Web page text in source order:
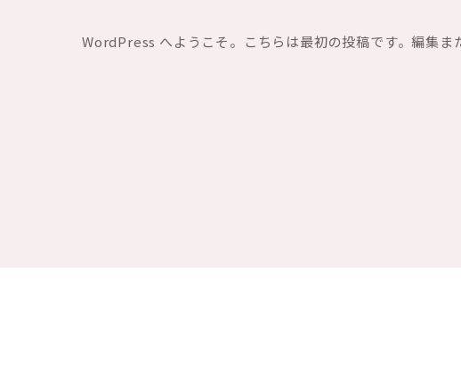
WordPress へようこそ。こちらは最初の投稿です。編集ま